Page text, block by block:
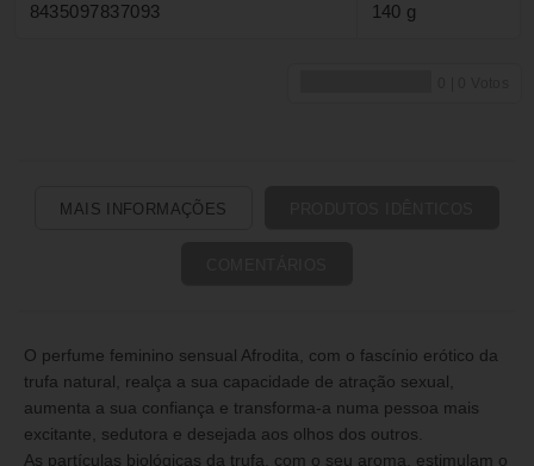
8435097837093 140 g
MAIS INFORMAÇÕES
O perfume feminino sensual Afrodita, com o fascínio erótico da
trufa natural, realça a sua capacidade de atração sexual,
aumenta a sua confiança e transforma-a numa pessoa mais
excitante, sedutora e desejada aos olhos dos outros.
As partículas biológicas da trufa, com o seu aroma, estimulam o